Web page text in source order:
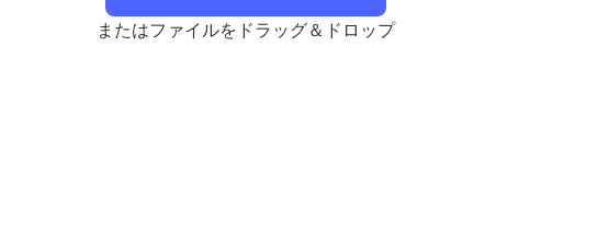
またはファイルをドラッグ＆ドロップ